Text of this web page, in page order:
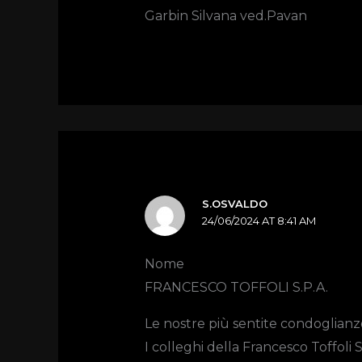
Garbin Silvana ved.Pavan
S.OSVALDO
24/06/2024 AT 8:41 AM
Nome
FRANCESCO TOFFOLI S.P.A.
Le nostre più sentite
I colleghi della Francesco Toffoli